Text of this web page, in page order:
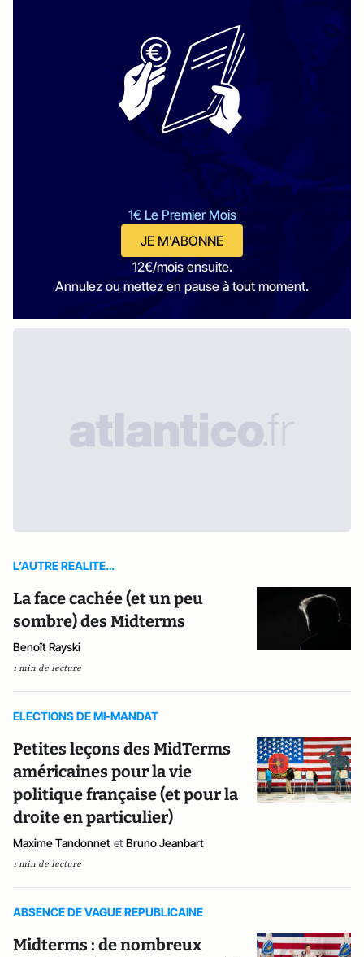
1€ Le Premier Mois
JE M'ABONNE
12€/mois ensuite.
Annulez ou mettez en pause à tout moment.
L’AUTRE REALITE…
La face cachée (et un peu
sombre) des Midterms
Benoît Rayski
1 min de lecture
ELECTIONS DE MI-MANDAT
Petites leçons des MidTerms
américaines pour la vie
politique française (et pour la
droite en particulier)
Maxime Tandonnet et Bruno Jeanbart
1 min de lecture
ABSENCE DE VAGUE REPUBLICAINE
Midterms : de nombreux